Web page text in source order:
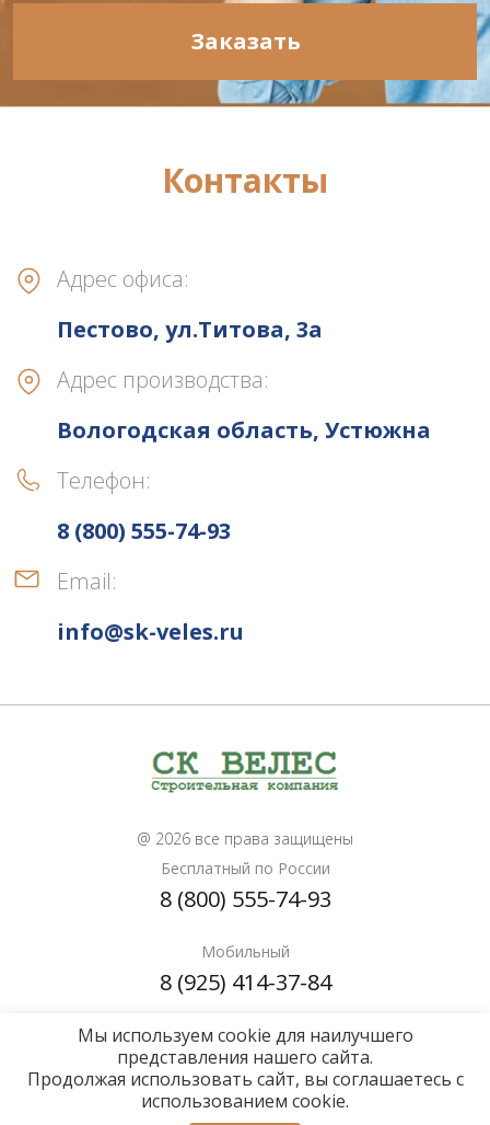
Заказать
Контакты
Адрес офиса:
Пестово, ул.Титова, 3а
Адрес производства:
Вологодская область, Устюжна
Телефон:
8 (800) 555-74-93
Email:
info@sk-veles.ru
@ 2026 все права защищены
Бесплатный по России
8 (800) 555-74-93
Мобильный
8 (925) 414-37-84
Почта для расчетов
info@sk-veles.ru
Политика конфиденциальности
Мы используем cookie для наилучшего
представления нашего сайта.
Продолжая использовать сайт, вы соглашаетесь с
использованием cookie.